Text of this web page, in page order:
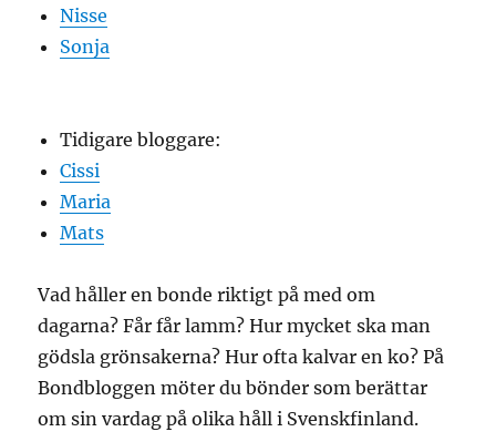
Nisse
Sonja
Tidigare bloggare:
Cissi
Maria
Mats
Vad håller en bonde riktigt på med om
dagarna? Får får lamm? Hur mycket ska man
gödsla grönsakerna? Hur ofta kalvar en ko? På
Bondbloggen möter du bönder som berättar
om sin vardag på olika håll i Svenskfinland.